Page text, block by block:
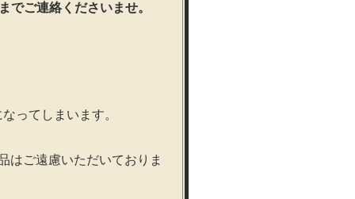
でご連絡くださいませ。
ってしまいます。
はご遠慮いただいておりま